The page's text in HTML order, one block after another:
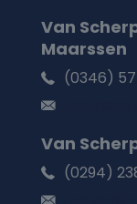
Van
Maarssen
(0346)
Van
(0294)